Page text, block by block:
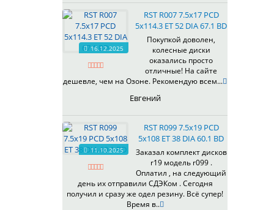
423
426
428
429
430
433
438
503
505
508
511
98
98,1
16.12.2025
RST R007 7.5x17 PCD
5x114.3 ET 52 DIA 67.1 BD
Покупкой доволен,
колесные диски
оказались просто
отличные! На сайте
дешевле, чем на Озоне. Рекомендую всем...
Евгений
11.10.2025
RST R099 7.5x19 PCD
5x108 ET 38 DIA 60.1 BD
Заказал комплект дисков
r19 модель r099 .
Оплатил , на следующий
день их отправили СДЭКом . Сегодня
получил и сразу же одел резину. Всё супер!
Время в..